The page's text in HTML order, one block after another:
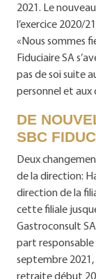
2021. Le
l’exercice 2020/
«Nous sommes
Fiduciaire SA
pas de soi suite
personnel et aux
DE
SBC
Deux
de la direction:
direction de la
cette filiale
Gastroconsult
part responsable
septembre
retraite début